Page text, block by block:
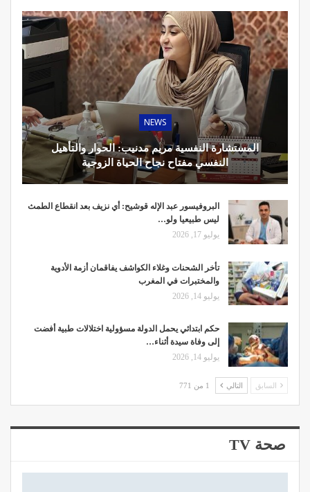
NEWS
المستشارة النفسية مريم مدنيب: الحوار والتأهيل
النفسي مفتاح نجاح الحياة الزوجية
البروفيسور عبد الإله قوشيح: أي نزيف بعد انقطاع الطمث
ليس طبيعيا ولو…
يوليو 17, 2026
تأخر الشحنات وغلاء الكواشف يفاقمان أزمة الأدوية
والمختبرات في المغرب
يوليو 14, 2026
حكم ابتدائي يحمل الدولة مسؤولية اختلالات طبية أفضت
إلى وفاة سيدة أثناء…
يوليو 14, 2026
السابق التالي 1 من 771
صحة TV